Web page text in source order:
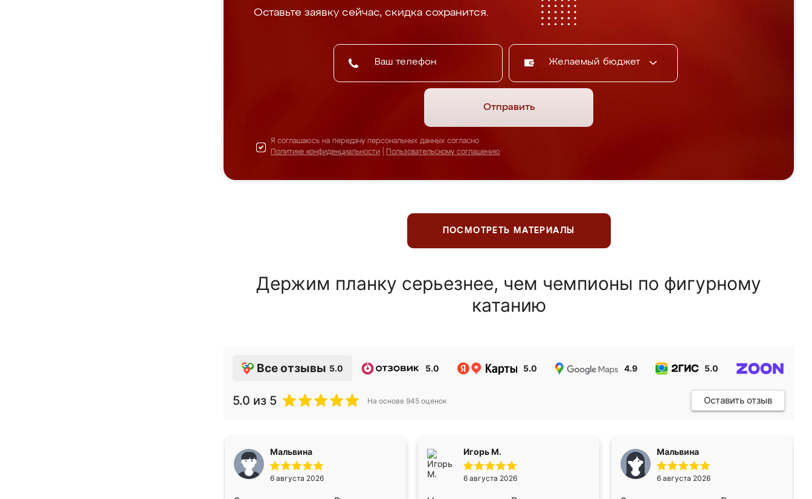
Оставьте заявку сейчас, скидка сохранится.
Желаемый бюджет
Отправить
Я соглашаюсь на передачу персональных данных согласно
Политике конфиденциальности
Пользовательскому соглашению
ПОСМОТРЕТЬ МАТЕРИАЛЫ
Держим планку серьезнее, чем чемпионы по фигурному
катанию
Все отзывы 5.0 5.0 5.0 4.9 5.0
5.0 из 5 На основе 945 оценок Оставить отзыв
Мальвина
6 августа 2026
Игорь М.
6 августа 2026
Мальвина
6 августа 2026